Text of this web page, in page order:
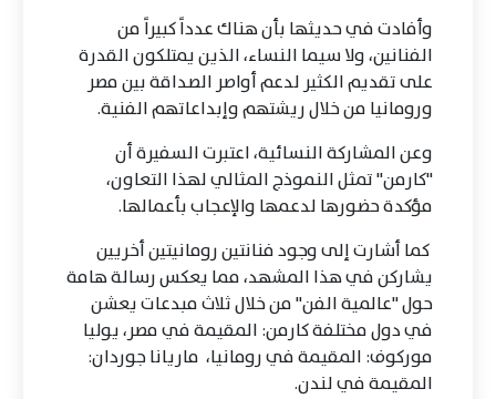
وأفادت في حديثها بأن هناك عدداً كبيراً من
الفنانين، ولا سيما النساء، الذين يمتلكون القدرة
على تقديم الكثير لدعم أواصر الصداقة بين مصر
ورومانيا من خلال ريشتهم وإبداعاتهم الفنية.
وعن المشاركة النسائية، اعتبرت السفيرة أن
"كارمن" تمثل النموذج المثالي لهذا التعاون،
مؤكدة حضورها لدعمها والإعجاب بأعمالها.
كما أشارت إلى وجود فنانتين رومانيتين أخريين
يشاركن في هذا المشهد، مما يعكس رسالة هامة
حول "عالمية الفن" من خلال ثلاث مبدعات يعشن
في دول مختلفة كارمن: المقيمة في مصر، يوليا
موركوف: المقيمة في رومانيا، ماريانا جوردان:
المقيمة في لندن.